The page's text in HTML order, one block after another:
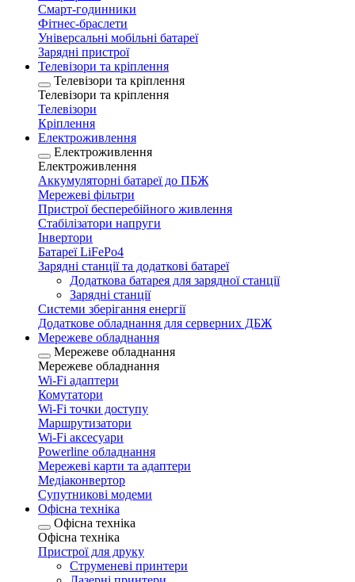
Смарт-годинники
Фітнес-браслети
Універсальні мобільні батареї
Зарядні пристрої
Телевізори та кріплення
Телевізори та кріплення
Телевізори та кріплення
Телевізори
Кріплення
Електроживлення
Електроживлення
Електроживлення
Аккумуляторні батареї до ПБЖ
Мережеві фільтри
Пристрої бесперебійного живлення
Стабілізатори напруги
Інвертори
Батареї LiFePo4
Зарядні станції та додаткові батареї
Додаткова батарея для зарядної станції
Зарядні станції
Системи зберігання енергії
Додаткове обладнання для серверних ДБЖ
Мережеве обладнання
Мережеве обладнання
Мережеве обладнання
Wi-Fi адаптери
Комутатори
Wi-Fi точки доступу
Маршрутизатори
Wi-Fi аксесуари
Рowerline обладнання
Мережеві карти та адаптери
Медіаконвертор
Супутникові модеми
Офісна техніка
Офісна техніка
Офісна техніка
Пристрої для друку
Струменеві принтери